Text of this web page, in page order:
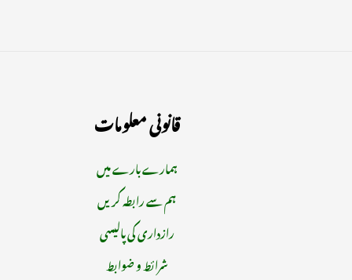
قانونی معلومات
ہمارے بارے میں
ہم سے رابطہ کریں
رازداری کی پالیسی
شرائط و ضوابط